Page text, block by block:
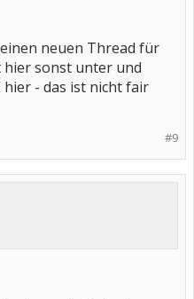
neuen Thread für
hier sonst unter und
- das ist nicht fair
#9